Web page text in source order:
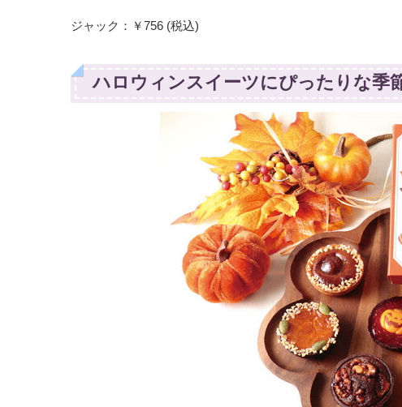
ジャック：￥756 (税込)
ハロウィンスイーツにぴったりな